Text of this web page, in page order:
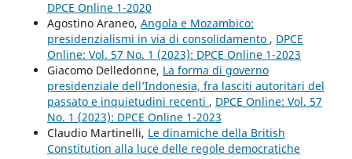
DPCE Online 1-2020
Agostino Araneo, Angola e Mozambico:
presidenzialismi in via di consolidamento , DPCE
Online: Vol. 57 No. 1 (2023): DPCE Online 1-2023
Giacomo Delledonne, La forma di governo
presidenziale dell’Indonesia, fra lasciti autoritari del
passato e inquietudini recenti , DPCE Online: Vol. 57
No. 1 (2023): DPCE Online 1-2023
Claudio Martinelli, Le dinamiche della British
Constitution alla luce delle regole democratiche